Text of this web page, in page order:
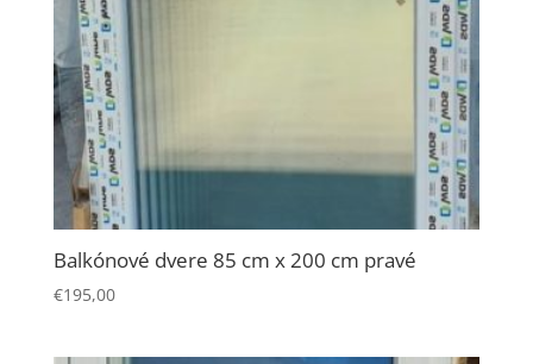
Balkónové dvere 85 cm x 200 cm pravé
€195,00